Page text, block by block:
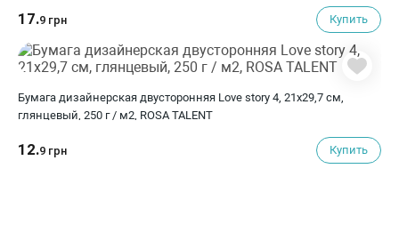
17.9 грн Купить
Бумага дизайнерская двусторонняя Love story 4, 21х29,7 см,
глянцевый, 250 г / м2, ROSA TALENT
12.9 грн Купить